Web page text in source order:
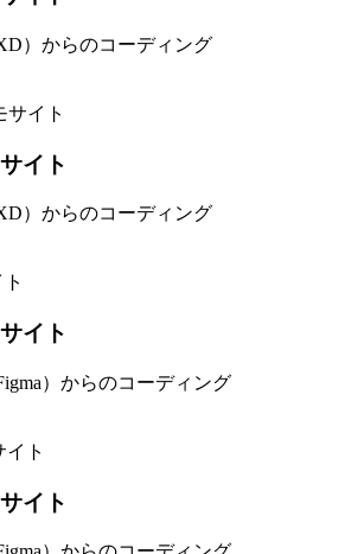
）からのコーディング
イト
）からのコーディング
イト
）からのコーディング
イト